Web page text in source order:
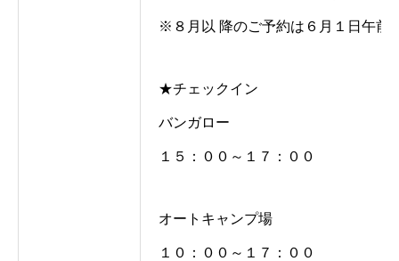
※８月以 降のご予約は６月１日午前
★チェックイン
バンガロー
１５：００～１７：００
オートキャンプ場
１０：００～１７：００